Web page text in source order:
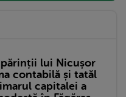
lui Nicușor
contabilă și tatăl
capitalei a